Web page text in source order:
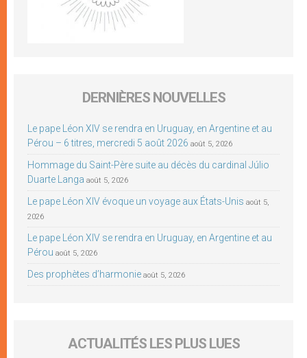
DERNIÈRES NOUVELLES
Le pape Léon XIV se rendra en Uruguay, en Argentine et au
Pérou – 6 titres, mercredi 5 août 2026 août 5, 2026
Hommage du Saint-Père suite au décès du cardinal Júlio
Duarte Langa août 5, 2026
Le pape Léon XIV évoque un voyage aux États-Unis août 5,
2026
Le pape Léon XIV se rendra en Uruguay, en Argentine et au
Pérou août 5, 2026
Des prophètes d’harmonie août 5, 2026
ACTUALITÉS LES PLUS LUES